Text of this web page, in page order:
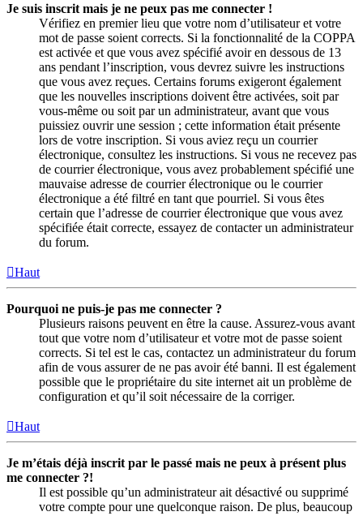
Je suis inscrit mais je ne peux pas me connecter !
Vérifiez en premier lieu que votre nom d’utilisateur et votre
mot de passe soient corrects. Si la fonctionnalité de la COPPA
est activée et que vous avez spécifié avoir en dessous de 13
ans pendant l’inscription, vous devrez suivre les instructions
que vous avez reçues. Certains forums exigeront également
que les nouvelles inscriptions doivent être activées, soit par
vous-même ou soit par un administrateur, avant que vous
puissiez ouvrir une session ; cette information était présente
lors de votre inscription. Si vous aviez reçu un courrier
électronique, consultez les instructions. Si vous ne recevez pas
de courrier électronique, vous avez probablement spécifié une
mauvaise adresse de courrier électronique ou le courrier
électronique a été filtré en tant que pourriel. Si vous êtes
certain que l’adresse de courrier électronique que vous avez
spécifiée était correcte, essayez de contacter un administrateur
du forum.
Haut
Pourquoi ne puis-je pas me connecter ?
Plusieurs raisons peuvent en être la cause. Assurez-vous avant
tout que votre nom d’utilisateur et votre mot de passe soient
corrects. Si tel est le cas, contactez un administrateur du forum
afin de vous assurer de ne pas avoir été banni. Il est également
possible que le propriétaire du site internet ait un problème de
configuration et qu’il soit nécessaire de la corriger.
Haut
Je m’étais déjà inscrit par le passé mais ne peux à présent plus
me connecter ?!
Il est possible qu’un administrateur ait désactivé ou supprimé
votre compte pour une quelconque raison. De plus, beaucoup